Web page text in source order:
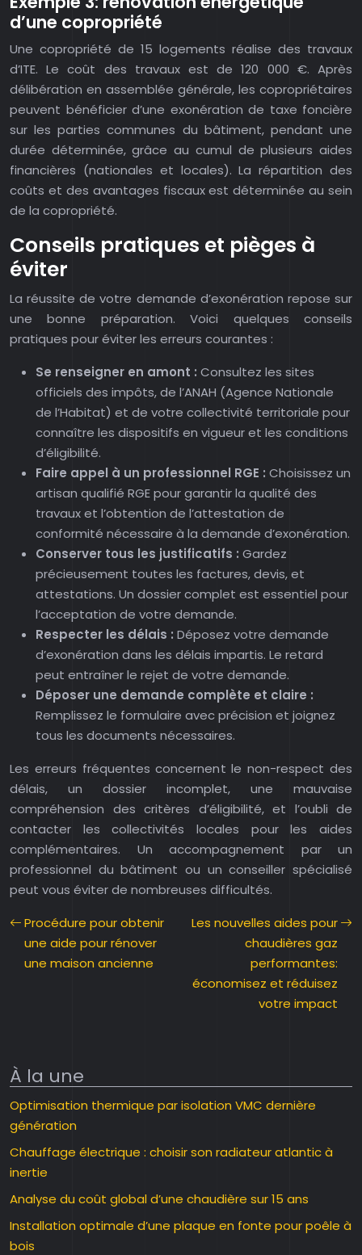
d’une copropriété
Une copropriété de 15 logements réalise des travaux
d’ITE. Le coût des travaux est de 120 000 €. Après
délibération en assemblée générale, les copropriétaires
peuvent bénéficier d’une exonération de taxe foncière
sur les parties communes du bâtiment, pendant une
durée déterminée, grâce au cumul de plusieurs aides
financières (nationales et locales). La répartition des
coûts et des avantages fiscaux est déterminée au sein
de la copropriété.
Conseils pratiques et pièges à
éviter
La réussite de votre demande d’exonération repose sur
une bonne préparation. Voici quelques conseils
pratiques pour éviter les erreurs courantes :
Se renseigner en amont : Consultez les sites
officiels des impôts, de l’ANAH (Agence Nationale
de l’Habitat) et de votre collectivité territoriale pour
connaître les dispositifs en vigueur et les conditions
d’éligibilité.
Faire appel à un professionnel RGE : Choisissez un
artisan qualifié RGE pour garantir la qualité des
travaux et l’obtention de l’attestation de
conformité nécessaire à la demande d’exonération.
Conserver tous les justificatifs : Gardez
précieusement toutes les factures, devis, et
attestations. Un dossier complet est essentiel pour
l’acceptation de votre demande.
Respecter les délais : Déposez votre demande
d’exonération dans les délais impartis. Le retard
peut entraîner le rejet de votre demande.
Déposer une demande complète et claire :
Remplissez le formulaire avec précision et joignez
tous les documents nécessaires.
Les erreurs fréquentes concernent le non-respect des
délais, un dossier incomplet, une mauvaise
compréhension des critères d’éligibilité, et l’oubli de
contacter les collectivités locales pour les aides
complémentaires. Un accompagnement par un
professionnel du bâtiment ou un conseiller spécialisé
peut vous éviter de nombreuses difficultés.
Procédure pour obtenir
une aide pour rénover
une maison ancienne
Les nouvelles aides pour
chaudières gaz
performantes:
économisez et réduisez
votre impact
À la une
Optimisation thermique par isolation VMC dernière
génération
Chauffage électrique : choisir son radiateur atlantic à
inertie
Analyse du coût global d’une chaudière sur 15 ans
Installation optimale d’une plaque en fonte pour poêle à
bois